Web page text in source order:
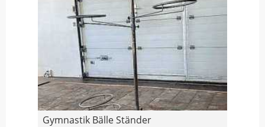
Gymnastik Bälle Ständer